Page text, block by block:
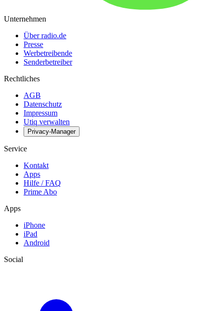
Unternehmen
Über radio.de
Presse
Werbetreibende
Senderbetreiber
Rechtliches
AGB
Datenschutz
Impressum
Utiq verwalten
Privacy-Manager
Service
Kontakt
Apps
Hilfe / FAQ
Prime Abo
Apps
iPhone
iPad
Android
Social